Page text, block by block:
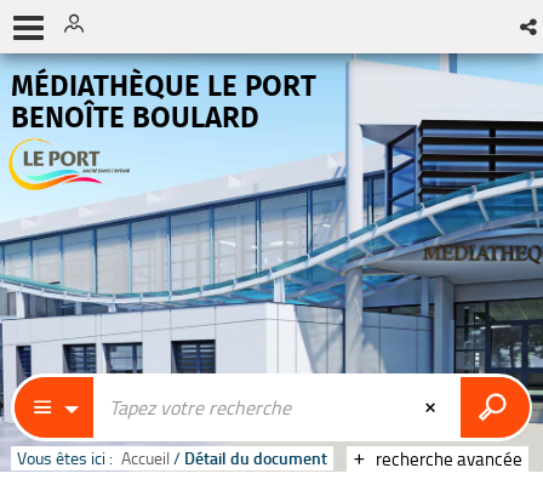
MÉDIATHÈQUE LE PORT
BENOÎTE BOULARD
recherche avancée
Vous êtes ici : Accueil / Détail du document